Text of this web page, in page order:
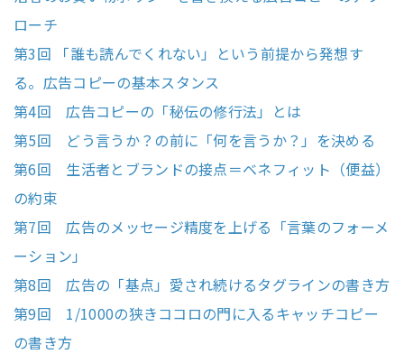
ローチ
第3回 「誰も読んでくれない」という前提から発想す
る。広告コピーの基本スタンス
第4回 広告コピーの「秘伝の修行法」とは
第5回 どう言うか？の前に「何を言うか？」を決める
第6回 生活者とブランドの接点＝ベネフィット（便益）
の約束
第7回 広告のメッセージ精度を上げる「言葉のフォーメ
ーション」
第8回 広告の「基点」愛され続けるタグラインの書き方
第9回 1/1000の狭きココロの門に入るキャッチコピー
の書き方